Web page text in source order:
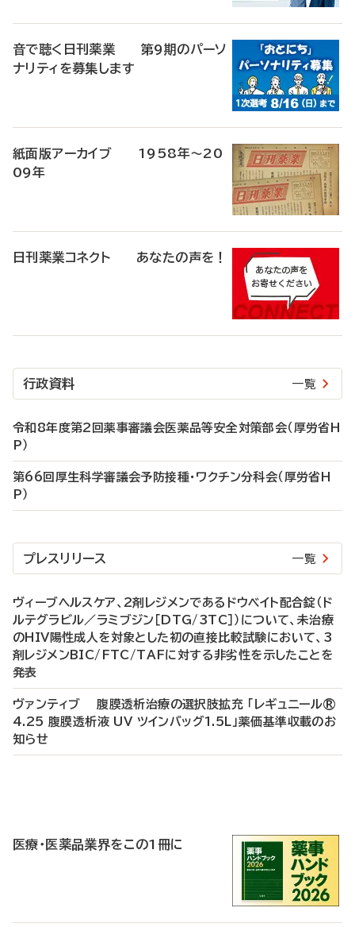
音で聴く日刊薬業 第9期のパーソ
ナリティを募集します
紙面版アーカイブ 1958年～20
09年
日刊薬業コネクト あなたの声を！
行政資料 一覧
令和8年度第2回薬事審議会医薬品等安全対策部会（厚労省H
P）
第66回厚生科学審議会予防接種・ワクチン分科会（厚労省H
P）
プレスリリース 一覧
ヴィーブヘルスケア、2剤レジメンであるドウベイト配合錠（ド
ルテグラビル／ラミブジン［DTG/3TC］）について、未治療
のHIV陽性成人を対象とした初の直接比較試験において、3
剤レジメンBIC/FTC/TAFに対する非劣性を示したことを
発表
ヴァンティブ 腹膜透析治療の選択肢拡充 「レギュニール®
4.25 腹膜透析液 UV ツインバッグ1.5L」薬価基準収載のお
知らせ
医療・医薬品業界をこの1冊に